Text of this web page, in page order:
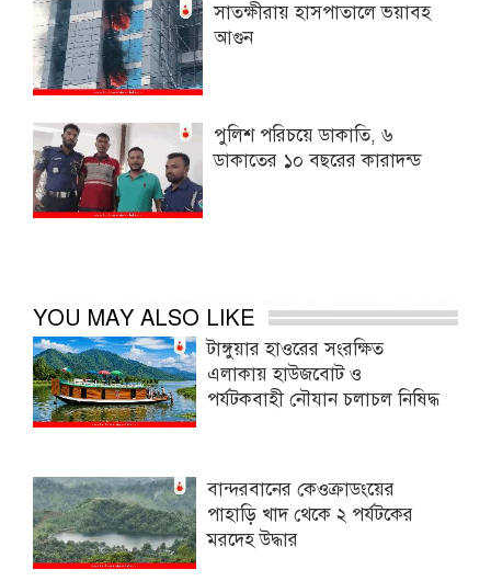
সাতক্ষীরায় হাসপাতালে ভয়াবহ
আগুন
পুলিশ পরিচয়ে ডাকাতি, ৬
ডাকাতের ১০ বছরের কারাদন্ড
YOU MAY ALSO LIKE
টাঙ্গুয়ার হাওরের সংরক্ষিত
এলাকায় হাউজবোট ও
পর্যটকবাহী নৌযান চলাচল নিষিদ্ধ
বান্দরবানের কেওক্রাডংয়ের
পাহাড়ি খাদ থেকে ২ পর্যটকের
মরদেহ উদ্ধার